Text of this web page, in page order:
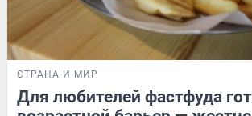
СТРАНА И МИР
Для любителей фастфуда